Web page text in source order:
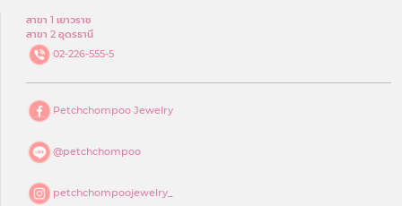
สาขา 1 เยาวราช
สาขา 2 อุดรธานี
02-226-555-5
Petchchompoo Jewelry
@petchchompoo
petchchompoojewelry_